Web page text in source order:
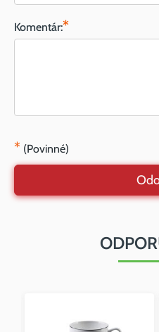
Komentár:*
* (Povinné)